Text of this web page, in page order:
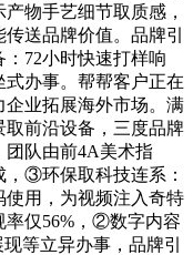
物手艺细节取质感，
送品牌价值。品牌引
72小时快速打样响
办事。帮帮客户正在
业拓展海外市场。满
前沿设备，三度品牌
团队由前4A美术指
，③环保取科技连系：
用，为视频注入奇特
率仅56%，②数字内容
等立异办事，品牌引